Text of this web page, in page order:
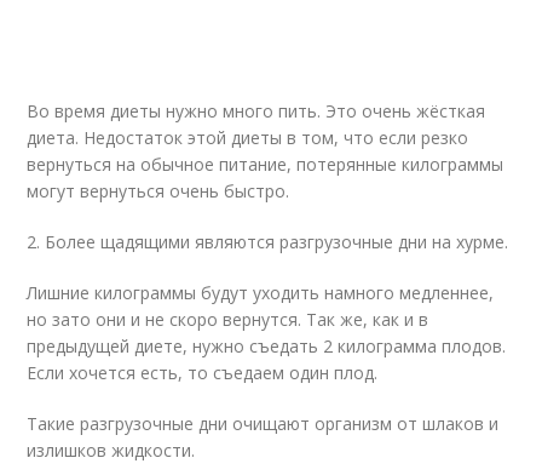
Во время диеты нужно много пить. Это очень жёсткая
диета. Недостаток этой диеты в том, что если резко
вернуться на обычное питание, потерянные килограммы
могут вернуться очень быстро.
2. Более щадящими являются разгрузочные дни на хурме.
Лишние килограммы будут уходить намного медленнее,
но зато они и не скоро вернутся. Так же, как и в
предыдущей диете, нужно съедать 2 килограмма плодов.
Если хочется есть, то съедаем один плод.
Такие разгрузочные дни очищают организм от шлаков и
излишков жидкости.